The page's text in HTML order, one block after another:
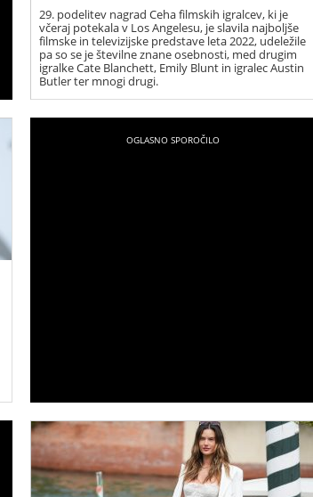
29. podelitev nagrad Ceha filmskih igralcev, ki je
včeraj potekala v Los Angelesu, je slavila najboljše
filmske in televizijske predstave leta 2022, udeležile
pa so se je številne znane osebnosti, med drugim
igralke Cate Blanchett, Emily Blunt in igralec Austin
Butler ter mnogi drugi.